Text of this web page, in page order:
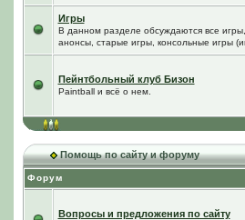
Игры
В данном разделе обсуждаются все
анонсы, старые игры, консольные игры
Пейнтбольный клуб Бизон
Paintball и всё о нем.
Помощь по сайту и форуму
Форум
Вопросы и предложения по сайту